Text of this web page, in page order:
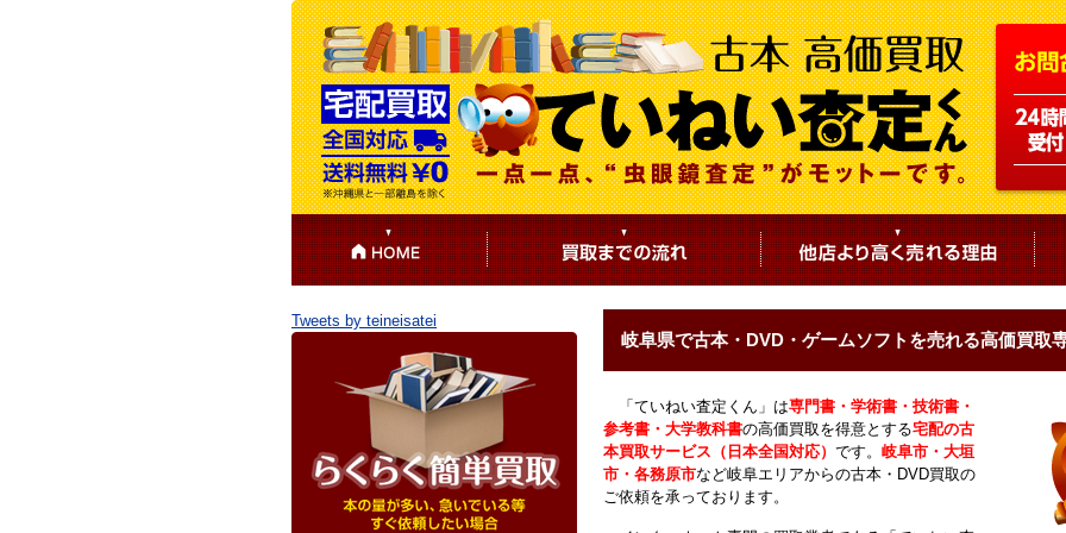
岐阜県で古本・DVD・ゲームソフトを売れる高価買取
「ていねい査定くん」は専門書・学術書・技術書・
参考書・大学教科書の高価買取を得意とする宅配の古
本買取サービス（日本全国対応） です。 岐阜市・大垣
市・各務原市など岐阜エリアからの古本・DVD買取の
ご依頼を承っております。
Tweets by teineisatei